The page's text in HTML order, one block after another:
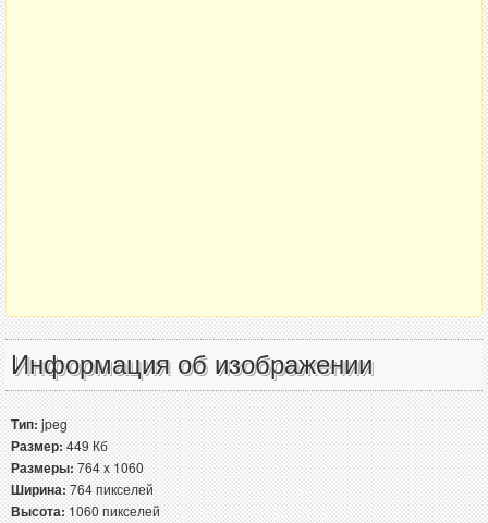
Информация об изображении
Тип:jpeg
Размер:449 Кб
Размеры:764 x 1060
Ширина:764 пикселей
Высота:1060 пикселей